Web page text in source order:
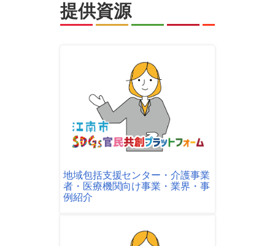
提供資源
地域包括支援センター・介護事業
者・医療機関向け事業・業界・事
例紹介